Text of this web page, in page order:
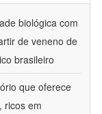
biológica com
de veneno de
brasileiro
que oferece
ricos em